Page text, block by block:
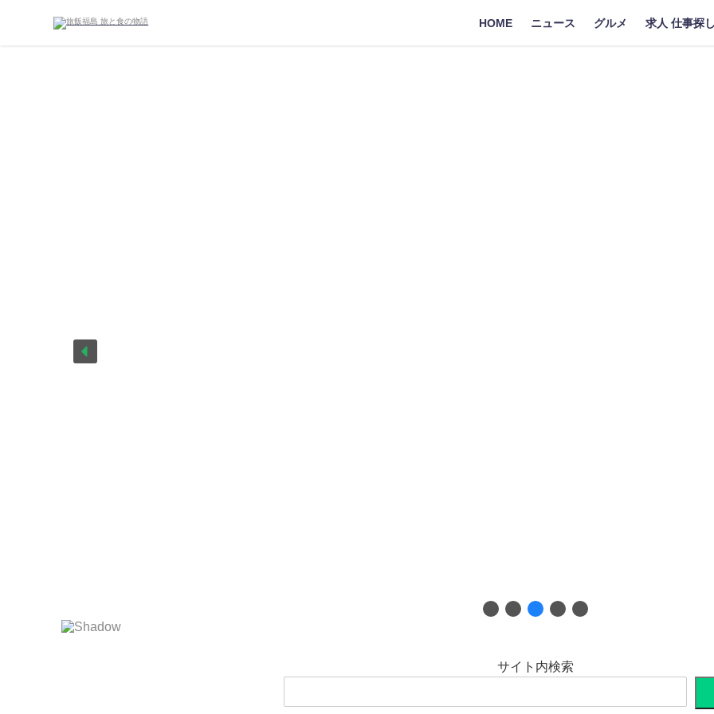
HOME ニュース グルメ 求人 仕事探
サイト内検索